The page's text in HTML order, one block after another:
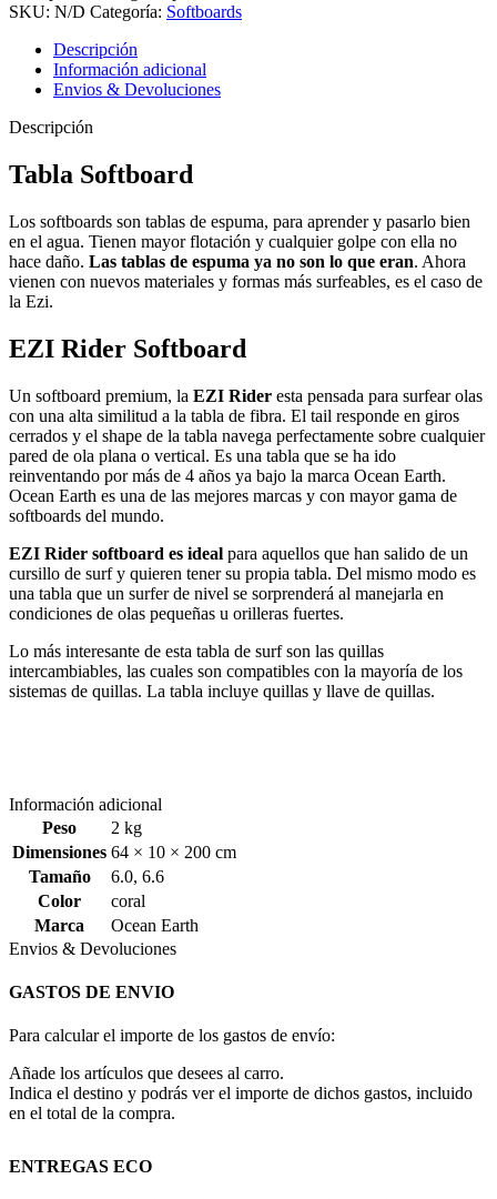
SKU: N/D Categoría: Softboards
Descripción
Información adicional
Envios & Devoluciones
Descripción
Tabla Softboard
Los softboards son tablas de espuma, para aprender y pasarlo bien
en el agua. Tienen mayor flotación y cualquier golpe con ella no
hace daño. Las tablas de espuma ya no son lo que eran. Ahora
vienen con nuevos materiales y formas más surfeables, es el caso de
la Ezi.
EZI Rider Softboard
Un softboard premium, la EZI Rider esta pensada para surfear olas
con una alta similitud a la tabla de fibra. El tail responde en giros
cerrados y el shape de la tabla navega perfectamente sobre cualquier
pared de ola plana o vertical. Es una tabla que se ha ido
reinventando por más de 4 años ya bajo la marca Ocean Earth.
Ocean Earth es una de las mejores marcas y con mayor gama de
softboards del mundo.
EZI Rider softboard es ideal para aquellos que han salido de un
cursillo de surf y quieren tener su propia tabla. Del mismo modo es
una tabla que un surfer de nivel se sorprenderá al manejarla en
condiciones de olas pequeñas u orilleras fuertes.
Lo más interesante de esta tabla de surf son las quillas
intercambiables, las cuales son compatibles con la mayoría de los
sistemas de quillas. La tabla incluye quillas y llave de quillas.
Información adicional
Peso
2 kg
Dimensiones 64 × 10 × 200 cm
Tamaño
6.0, 6.6
Color
coral
Marca
Ocean Earth
Envios & Devoluciones
GASTOS DE ENVIO
Para calcular el importe de los gastos de envío:
Añade los artículos que desees al carro.
Indica el destino y podrás ver el importe de dichos gastos, incluido
en el total de la compra.
ENTREGAS ECO